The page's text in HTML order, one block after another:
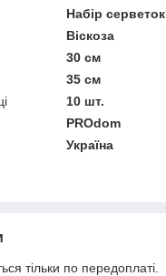
Набір серветок
Віскоза
30 см
35 см
10 шт.
PROdom
Україна
тільки по передоплаті.